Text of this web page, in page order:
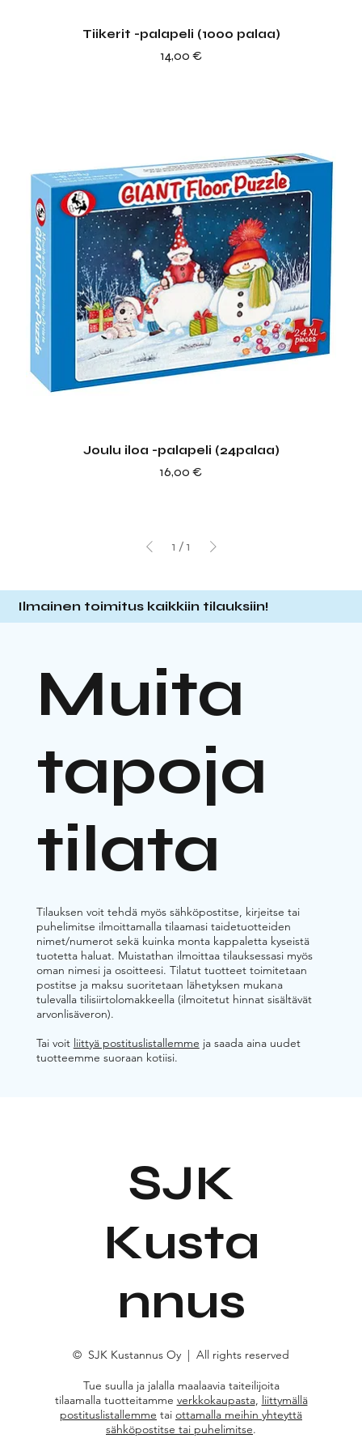
Tiikerit -palapeli (1000 palaa)
Hinta
14,00 €
Joulu iloa -palapeli (24palaa)
Hinta
16,00 €
1 / 1
Muita
tapoja
tilata
Tilauksen voit tehdä myös sähköpostitse, kirjeitse tai
puhelimitse ilmoittamalla tilaamasi taidetuotteiden
nimet/numerot sekä kuinka monta kappaletta kyseistä
tuotetta haluat. Muistathan ilmoittaa tilauksessasi myös
oman nimesi ja osoitteesi. Tilatut tuotteet toimitetaan
postitse ja maksu suoritetaan lähetyksen mukana
tulevalla tilisiirtolomakkeella (ilmoitetut hinnat sisältävät
arvonlisäveron).
Tai voit liittyä postituslistallemme ja saada aina uudet
tuotteemme suoraan kotiisi.
Ilmainen toimitus kaikkiin tilauksiin!
SJK
Kusta
nnus
© SJK Kustannus Oy | All rights reserved
Tue suulla ja jalalla maalaavia taiteilijoita
tilaamalla tuotteitamme verkkokaupasta, liittymällä
postituslistallemme tai ottamalla meihin yhteyttä
sähköpostitse tai puhelimitse.